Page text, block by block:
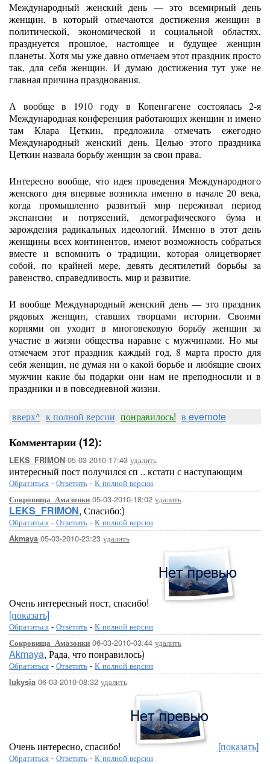
Международный женский день — это всемирный день
женщин, в который отмечаются достижения женщин в
политической, экономической и социальной областях,
празднуется прошлое, настоящее и будущее женщин
планеты. Хотя мы уже давно отмечаем этот праздник просто
так, для себя женщин. И думаю достижения тут уже не
главная причина празднования.
А вообще в 1910 году в Копенгагене состоялась 2-я
Международная конференция работающих женщин и имено
там Клара Цеткин, предложила отмечать ежегодно
Международный женский день. Целью этого праздника
Цеткин назвала борьбу женщин за свои права.
Интересно вообще, что идея проведения Международного
женского дня впервые возникла именно в начале 20 века,
когда промышленно развитый мир переживал период
экспансии и потрясений, демографического бума и
зарождения радикальных идеологий. Именно в этот день
женщины всех континентов, имеют возможность собраться
вместе и вспомнить о традиции, которая олицетворяет
собой, по крайней мере, девять десятилетий борьбы за
равенство, справедливость, мир и развитие.
И вообще Международный женский день — это праздник
рядовых женщин, ставших творцами истории. Своими
корнями он уходит в многовековую борьбу женщин за
участие в жизни общества наравне с мужчинами. Но мы
отмечаем этот праздник каждый год, 8 марта просто для
себя женщин, не думая ни о какой борьбе и любящие своих
мужчин какие бы подарки они нам не преподносили и в
праздники и в повседневной жизни.
вверх^ к полной версии понравилось! в evernote
Комментарии (12):
LEKS_FRIMON 05-03-2010-17:43 удалить
интересный пост получился сп .. кстати с наступающим
Обратиться - Ответить - К полной версии
Сокровища_Амазонки 05-03-2010-18:02 удалить
LEKS_FRIMON, Спасибо:)
Обратиться - Ответить - К полной версии
Akmaya 05-03-2010-23:23 удалить
Очень интересный пост, спасибо!
[показать]
Обратиться - Ответить - К полной версии
Сокровища_Амазонки 06-03-2010-03:44 удалить
Akmaya, Рада, что понравилось)
Обратиться - Ответить - К полной версии
lukysia 06-03-2010-08:32 удалить
Очень интересно, спасибо! [показать]
Обратиться - Ответить - К полной версии